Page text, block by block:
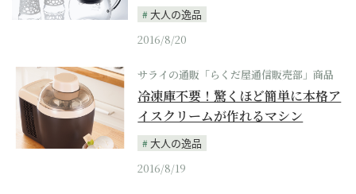
大人の逸品
2016/8/20
サライの通販「らくだ屋通信販売部」商品
冷凍庫不要！驚くほど簡単に本格ア
イスクリームが作れるマシン
大人の逸品
2016/8/19